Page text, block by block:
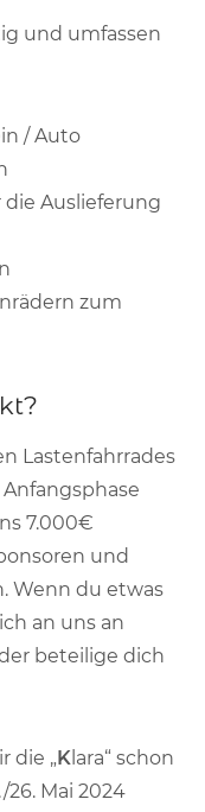
und umfassen
/ Auto
die Auslieferung
zum
Lastenfahrrades
7.000€
und
Wenn du etwas
an uns an
beteilige dich
die „K lara“ schon
Mai 2024